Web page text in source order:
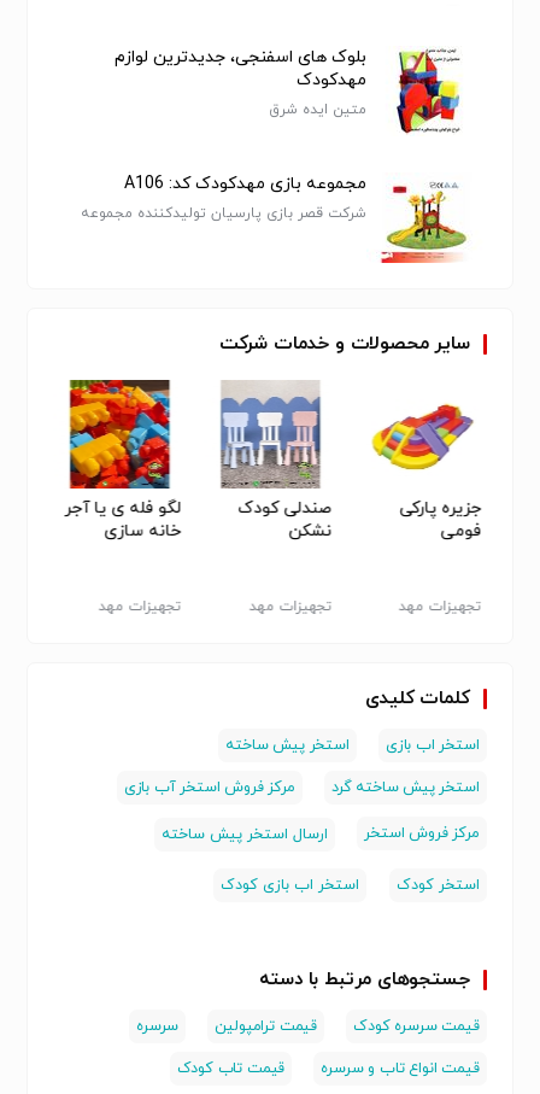
سایرمحصولات و خدمات شرکت
جزیره پارکی
فومی
تجهیزات مهد
صندلی کودک
نشکن
تجهیزات مهد
لگو فله ی یا آجر
خانه سازی
تجهیزات مهد
بلوک های اسفنجی، جدیدترین لوازم
مهدکودک
متین ایده شرق
مجموعه بازی مهدکودک کد: A106
شرکت قصر بازی پارسیان تولیدکننده مجموعه
کلمات کلیدی
استخر اب بازی
استخر پیش ساخته
استخر پیش ساخته گرد
مرکز فروش استخر آب بازی
مرکز فروش استخر ارسال استخر پیش ساخته
استخر کودک استخر اب بازی کودک
جستجوهای مرتبط با دسته
قیمت سرسره کودک قیمت ترامپولین
سرسره
قیمت انواع تاب و سرسره
قیمت تاب کودک